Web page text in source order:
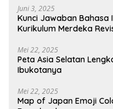
Juni 3, 2025
Kunci Jawaban Bahasa
Kurikulum Merdeka
Mei 22, 2025
Peta Asia Selatan
Ibukotanya
Mei 22, 2025
Map of Japan Emoji